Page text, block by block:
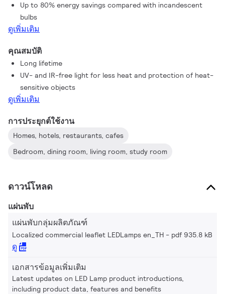
Up to 80% energy savings compared with incandescent
bulbs
ดูเพิ่มเติม
คุณสมบัติ
Long lifetime
UV- and IR-free light for less heat and protection of heat-
sensitive objects
ดูเพิ่มเติม
การประยุกต์ใช้งาน
Homes, hotels, restaurants, cafes
Bedroom, dining room, living room, study room
ดาวน์โหลด
แผ่นพับ
แผ่นพับกลุ่มผลิตภัณฑ์
Localized commercial leaflet LEDLamps en_TH pdf 935.8 kB
ดู
เอกสารข้อมูลเพิ่มเติม
Latest updates on LED Lamp product introductions,
including product data, features and benefits